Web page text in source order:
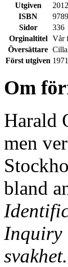
Utgiven
2012
ISBN
Sidor
336
Orginaltitel
Vår
Översättare Cilla
Först utgiven 1971
Om
Harald
men
bland
Inquiry